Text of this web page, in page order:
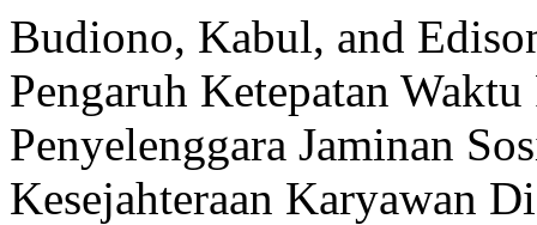
Budiono, Kabul, and
Pengaruh Ketepatan
Penyelenggara Jaminan
Kesejahteraan Karyawan